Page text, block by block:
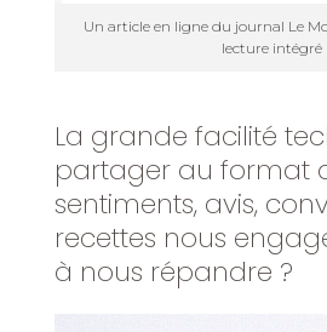
Un article en ligne du journal Le
lecture intégré
La grande facilité
partager au format
sentiments, avis,
recettes nous
à nous répandre ?